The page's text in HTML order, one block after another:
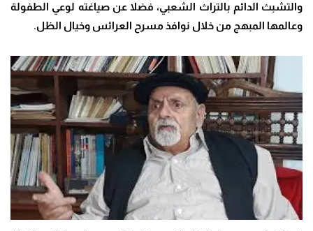
والتشبث الدائم بالتراث الشعبي، فضلا عن صياغته لوعي الطفولة
وعالمها المبهج من خلال نوافذ مسرح العرائس وخيال الظل.